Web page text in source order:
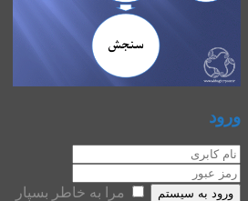
ورود
ورود به سیستم مرا به خاطر بسپار